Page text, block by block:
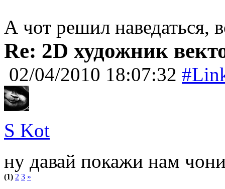
А чот решил наведаться,
Re: 2D художник
02/04/2010 18:07:32
S Kot
ну давай покажи нам
(1) 2 3 »